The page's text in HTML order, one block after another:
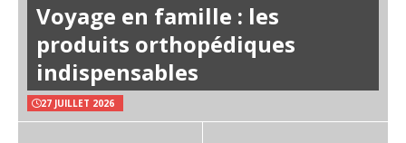
Voyage en famille : les
produits orthopédiques
indispensables
27 JUILLET 2026